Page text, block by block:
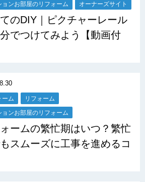
ョンお部屋のリフォーム オーナーズサイト
のDIY｜ピクチャーレール
でつけてみよう【動画付
ーム リフォーム
ョンお部屋のリフォーム
ームの繁忙期はいつ？繁忙
スムーズに工事を進めるコ